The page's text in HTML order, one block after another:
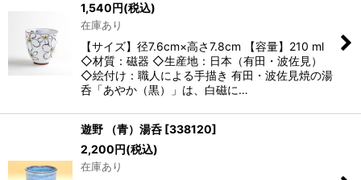
1,540円(税込)
在庫あり
【サイズ】径7.6cm×高さ7.8cm 【容量】210 ml
◇材質：磁器 ◇生産地：日本（有田・波佐見）
◇絵付け：職人による手描き 有田・波佐見焼の湯
呑「あやか（黒）」は、白磁に…
遊野 （青）湯呑 [338120]
2,200円(税込)
在庫あり